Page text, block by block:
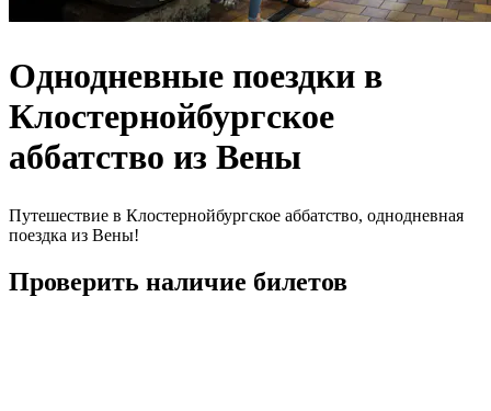
Однодневные поездки в
Клостернойбургское
аббатство из Вены
Путешествие в Клостернойбургское аббатство, однодневная
поездка из Вены!
Проверить наличие билетов